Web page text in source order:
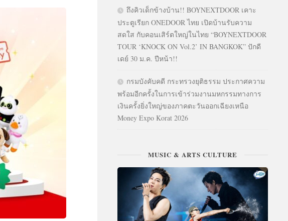
ถึงคิวเด็กข้างบ้าน!! BOYNEXTDOOR เคาะ
ประตูเรียก ONEDOOR ไทย เปิดบ้านรับความ
สดใส กับคอนเสิร์ตใหญ่ในไทย “BOYNEXTDOOR
TOUR ‘KNOCK ON Vol.2’ IN BANGKOK” ปักดี
เดย์ 30 ม.ค. ปีหน้า!!
กรมบังคับคดี กระทรวงยุติธรรม ประกาศความ
พร้อมอีกครั้งในการเข้าร่วมงานมหกรรมทางการ
เงินครั้งยิ่งใหญ่ของภาคตะวันออกเฉียงเหนือ
Money Expo Korat 2026
MUSIC & ARTS CULTURE